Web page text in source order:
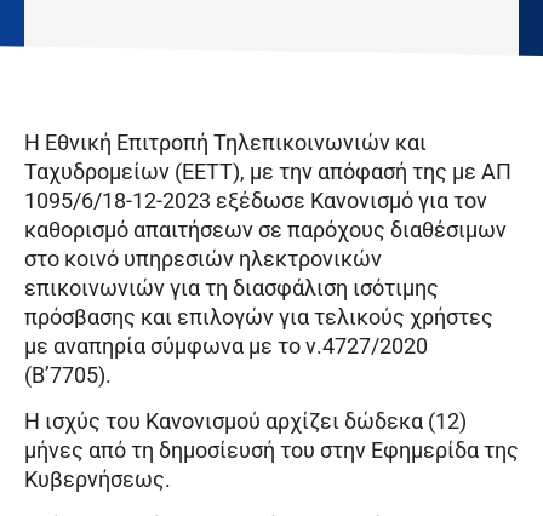
Η Εθνική Επιτροπή Τηλεπικοινωνιών και
Ταχυδρομείων (ΕΕΤΤ), με την απόφασή της με ΑΠ
1095/6/18-12-2023 εξέδωσε Κανονισμό για τον
καθορισμό απαιτήσεων σε παρόχους διαθέσιμων
στο κοινό υπηρεσιών ηλεκτρονικών
επικοινωνιών για τη διασφάλιση ισότιμης
πρόσβασης και επιλογών για τελικούς χρήστες
με αναπηρία σύμφωνα με το ν.4727/2020
(Β’7705).
Η ισχύς του Κανονισμού αρχίζει δώδεκα (12)
μήνες από τη δημοσίευσή του στην Εφημερίδα της
Κυβερνήσεως.